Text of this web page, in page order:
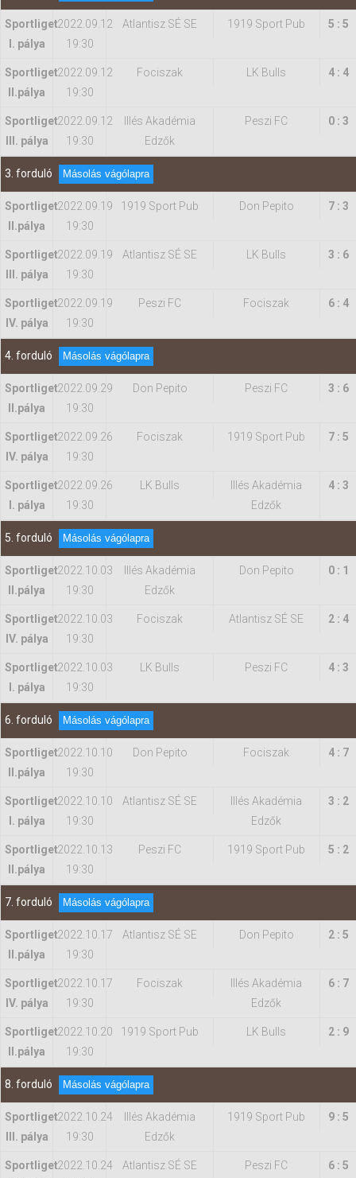
Sportliget
I. pálya
2022.09.12
19:30
Atlantisz SÉ SE 1919 Sport Pub 5 : 5
Sportliget
II.pálya
2022.09.12
19:30
Fociszak LK Bulls 4 : 4
Sportliget
III. pálya
2022.09.12
19:30
Illés Akadémia
Edzők
Peszi FC 0 : 3
3. forduló Másolás vágólapra
Sportliget
II.pálya
2022.09.19
19:30
1919 Sport Pub Don Pepito 7 : 3
Sportliget
III. pálya
2022.09.19
19:30
Atlantisz SÉ SE LK Bulls 3 : 6
Sportliget
IV. pálya
2022.09.19
19:30
Peszi FC Fociszak 6 : 4
4. forduló Másolás vágólapra
Sportliget
II.pálya
2022.09.29
19:30
Don Pepito Peszi FC 3 : 6
Sportliget
IV. pálya
2022.09.26
19:30
Fociszak 1919 Sport Pub 7 : 5
Sportliget
I. pálya
2022.09.26
19:30
LK Bulls
Illés Akadémia
Edzők
4 : 3
5. forduló Másolás vágólapra
Sportliget
II.pálya
2022.10.03
19:30
Illés Akadémia
Edzők
Don Pepito 0 : 1
Sportliget
IV. pálya
2022.10.03
19:30
Fociszak Atlantisz SÉ SE 2 : 4
Sportliget
I. pálya
2022.10.03
19:30
LK Bulls Peszi FC 4 : 3
6. forduló Másolás vágólapra
Sportliget
II.pálya
2022.10.10
19:30
Don Pepito Fociszak 4 : 7
Sportliget
I. pálya
2022.10.10
19:30
Atlantisz SÉ SE
Illés Akadémia
Edzők
3 : 2
Sportliget
II.pálya
2022.10.13
19:30
Peszi FC 1919 Sport Pub 5 : 2
7. forduló Másolás vágólapra
Sportliget
II.pálya
2022.10.17
19:30
Atlantisz SÉ SE Don Pepito 2 : 5
Sportliget
IV. pálya
2022.10.17
19:30
Fociszak
Illés Akadémia
Edzők
6 : 7
Sportliget
II.pálya
2022.10.20
19:30
1919 Sport Pub LK Bulls 2 : 9
8. forduló Másolás vágólapra
Sportliget
III. pálya
2022.10.24
19:30
Illés Akadémia
Edzők
1919 Sport Pub 9 : 5
Sportliget2022.10.24
Atlantisz SÉ SE Peszi FC 6 : 5